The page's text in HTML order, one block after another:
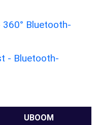
360° Bluetooth-
- Bluetooth-
UBOOM